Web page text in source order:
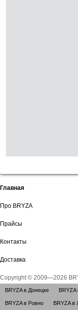
Главная
Про BRYZA
Прайсы
Контакты
Доставка
Copyright © 2009—2026
BRYZA в Донецке BRYZA
BRYZA в Ровно BRYZA в